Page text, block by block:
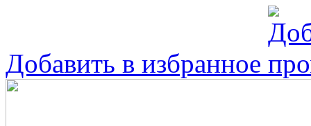
Добавить в избранное